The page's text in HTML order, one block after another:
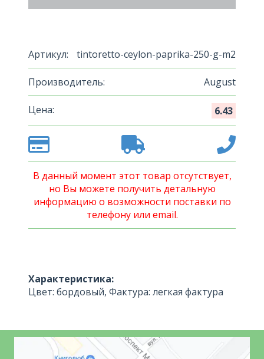
Артикул: tintoretto-ceylon-paprika-250-g-m2
Производитель: August
Цена: 6.43
В данный момент этот товар отсутствует,
но Вы можете получить детальную
информацию о возможности поставки по
телефону или email.
Характеристика:
Цвет: бордовый, Фактура: легкая фактура